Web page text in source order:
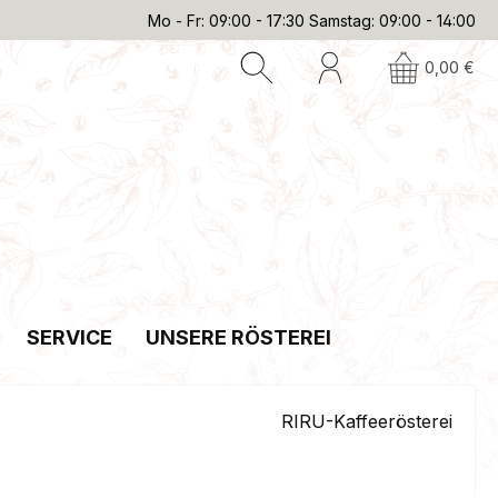
Mo - Fr: 09:00 - 17:30 Samstag: 09:00 - 14:00
0,00 €
SERVICE UNSERE RÖSTEREI
RIRU-Kaffeerösterei